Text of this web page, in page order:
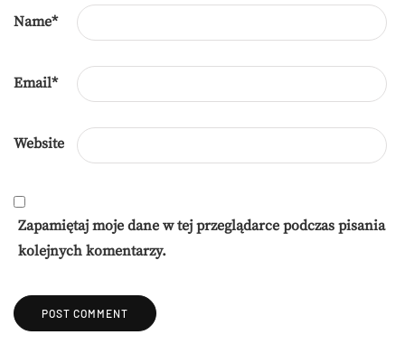
Name*
Email*
Website
Zapamiętaj moje dane w tej przeglądarce podczas pisania
kolejnych komentarzy.